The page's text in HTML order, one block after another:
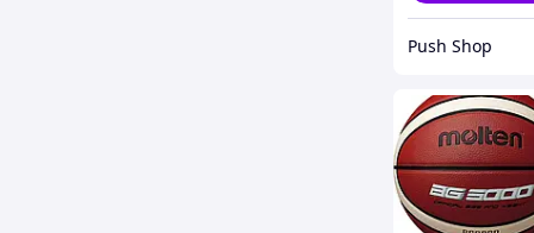
Push Shop